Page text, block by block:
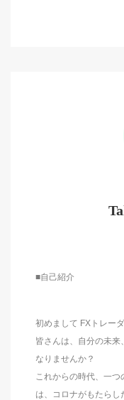
■自己紹介
初めまして FXトレー
皆さんは、自分の未来
なりませんか？
これからの時代、一
は、コロナがもたらし